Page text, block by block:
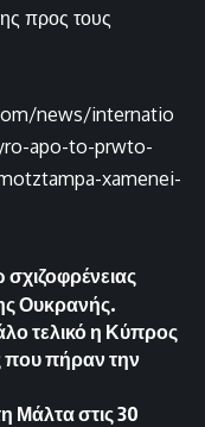
προς τους
news/internatio
apo-to-prwto-
xamenei-
Ουκρανής.
τελικό η Κύπρος
που πήραν την
Μάλτα στις 30